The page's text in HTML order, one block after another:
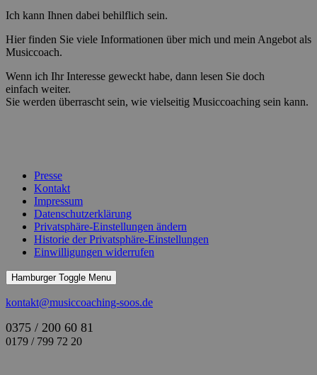
Ich kann Ihnen dabei behilflich sein.
Hier finden Sie viele Informationen über mich und mein Angebot als
Musiccoach.
Wenn ich Ihr Interesse geweckt habe, dann lesen Sie doch
einfach weiter.
Sie werden überrascht sein, wie vielseitig Musiccoaching sein kann.
Presse
Kontakt
Impressum
Datenschutzerklärung
Privatsphäre-Einstellungen ändern
Historie der Privatsphäre-Einstellungen
Einwilligungen widerrufen
Hamburger Toggle Menu
kontakt@musiccoaching-soos.de
0375 / 200 60 81
0179 / 799 72 20